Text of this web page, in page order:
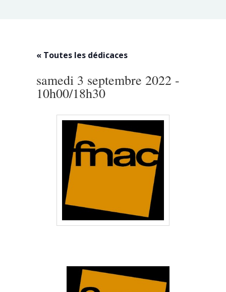
« Toutes les dédicaces
samedi 3 septembre 2022 -
10h00/18h30